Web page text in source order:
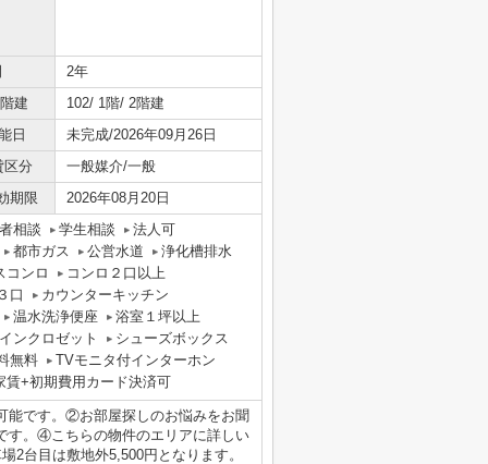
2年
建
102/ 1階/ 2階建
日
未完成/2026年09月26日
区分
一般媒介/一般
期限
2026年08月20日
相談
学生相談
法人可
都市ガス
公営水道
浄化槽排水
コンロ
コンロ２口以上
口
カウンターキッチン
温水洗浄便座
浴室１坪以上
ンクロゼット
シューズボックス
無料
TVモニタ付インターホン
賃+初期費用カード決済可
能です。②お部屋探しのお悩みをお聞
す。④こちらの物件のエリアに詳しい
2台目は敷地外5,500円となります。